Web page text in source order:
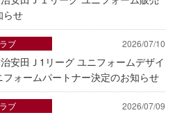
らせ
2026/07/10
安田Ｊ1リーグ ユニフォームデザイ
フォームパートナー決定のお知らせ
ブ
2026/07/09
ブ